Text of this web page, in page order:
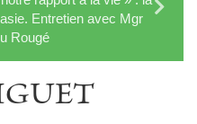
Entretien avec Mgr
Rougé